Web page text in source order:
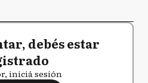
debés estar
iniciá sesión